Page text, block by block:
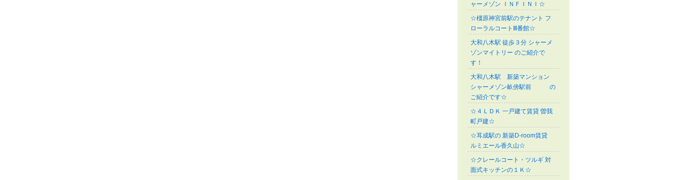
ャーメゾン ＩＮＦＩＮＩ☆
☆橿原神宮前駅のテナント フ
ローラルコートⅢ番館☆
大和八木駅 徒歩３分 シャーメ
ゾンマイトリー のご紹介で
す！
大和八木駅 新築マンション
シャーメゾン畝傍駅前 の
ご紹介です☆
☆４ＬＤＫ 一戸建て賃貸 曽我
町戸建☆
☆耳成駅の 新築D-room賃貸
ルミエール香久山☆
☆クレールコート・ツルギ 対
面式キッチンの１Ｋ☆